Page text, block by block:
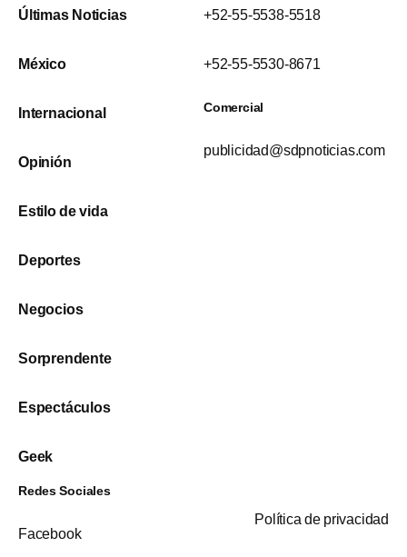
Últimas Noticias
México
Internacional
Opinión
Estilo de vida
Deportes
Negocios
Sorprendente
Espectáculos
Geek
+52-55-5538-5518
+52-55-5530-8671
Comercial
publicidad@sdpnoticias.com
Redes Sociales
Facebook
Política de privacidad